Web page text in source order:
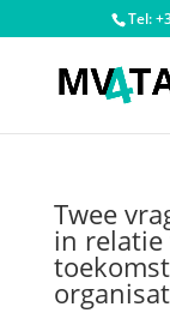
Tel:
Twee
in